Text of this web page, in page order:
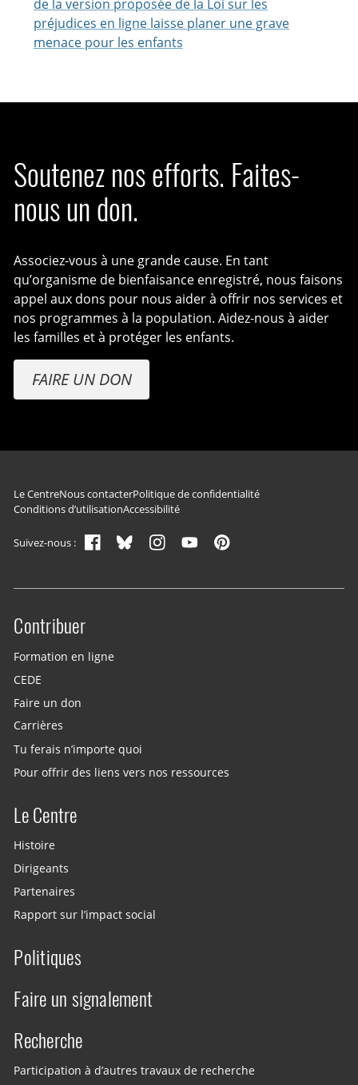
de la version proposée de la Loi sur les
préjudices en ligne laisse planer une grave
menace pour les enfants
Soutenez nos efforts. Faites-
nous un don.
Associez-vous à une grande cause. En tant
qu’organisme de bienfaisance enregistré, nous faisons
appel aux dons pour nous aider à offrir nos services et
nos programmes à la population. Aidez-nous à aider
les familles et à protéger les enfants.
FAIRE UN DON
Navigation du pied de page
Le CentreNous contacterPolitique de confidentialité
Conditions d’utilisationAccessibilité
Suivez-nous :
Site menu
Contribuer
Formation en ligne
CEDE
Faire un don
Carrières
Tu ferais n’importe quoi
Pour offrir des liens vers nos ressources
Le Centre
Histoire
Dirigeants
Partenaires
Rapport sur l’impact social
Politiques
Faire un signalement
Recherche
Participation à d’autres travaux de recherche